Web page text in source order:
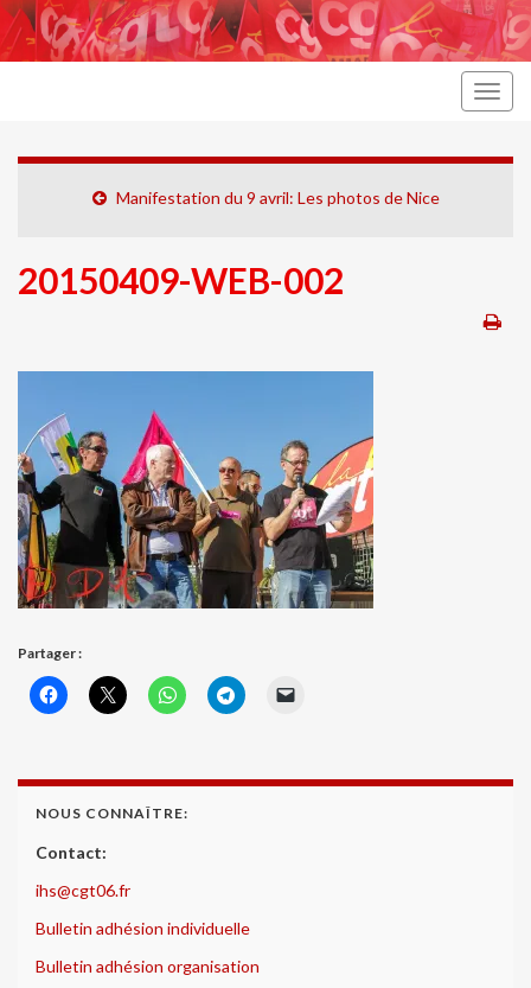
Manifestation du 9 avril: Les photos de Nice
20150409-WEB-002
Partager :
NOUS CONNAÎTRE:
Contact:
ihs@cgt06.fr
Bulletin adhésion individuelle
Bulletin adhésion organisation